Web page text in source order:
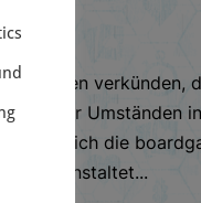
können verkünden,
unter Umständen
nämlich die
sein. Veranstaltet...